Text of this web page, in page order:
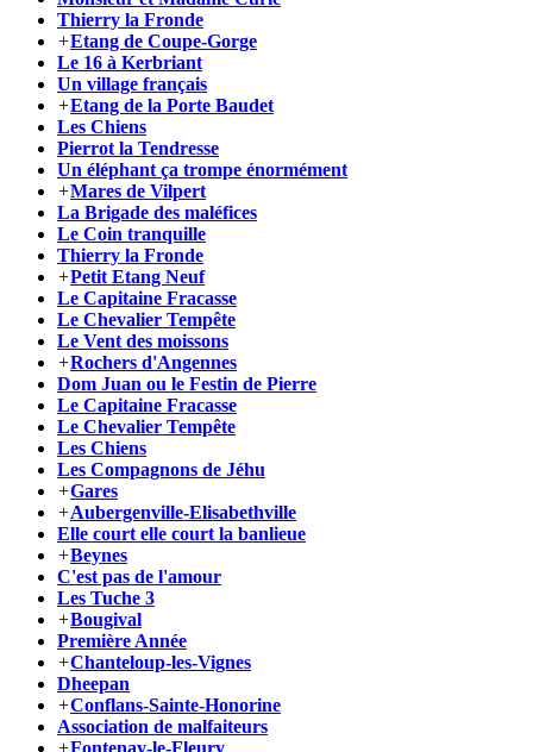
Thierry la Fronde
+Etang de Coupe-Gorge
Le 16 à Kerbriant
Un village français
+Etang de la Porte Baudet
Les Chiens
Pierrot la Tendresse
Un éléphant ça trompe énormément
+Mares de Vilpert
La Brigade des maléfices
Le Coin tranquille
Thierry la Fronde
+Petit Etang Neuf
Le Capitaine Fracasse
Le Chevalier Tempête
Le Vent des moissons
+Rochers d'Angennes
Dom Juan ou le Festin de Pierre
Le Capitaine Fracasse
Le Chevalier Tempête
Les Chiens
Les Compagnons de Jéhu
+Gares
+Aubergenville-Elisabethville
Elle court elle court la banlieue
+Beynes
C'est pas de l'amour
Les Tuche 3
+Bougival
Première Année
+Chanteloup-les-Vignes
Dheepan
+Conflans-Sainte-Honorine
Association de malfaiteurs